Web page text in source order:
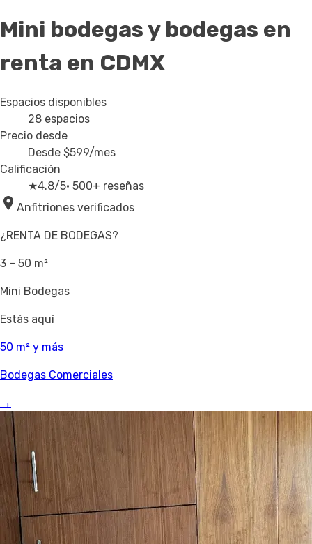
Mini bodegas y bodegas en
renta en CDMX
Espacios disponibles
28 espacios
Precio desde
Desde $599/mes
Calificación
★4.8/5· 500+ reseñas
Anfitriones verificados
¿RENTA DE BODEGAS?
3 – 50 m²
Mini Bodegas
Estás aquí
50 m² y más
Bodegas Comerciales
→